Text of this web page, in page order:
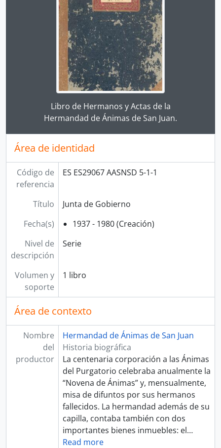
Clicking this description title link will open the
Libro de Hermanos y Actas de la
Hermandad de Ánimas de San Juan.
Área de identidad
Código de
referencia
ES ES29067 AASNSD 5-1-1
Título
Junta de Gobierno
Fecha(s)
1937 - 1980 (Creación)
Nivel de
descripción
Serie
Volumen y
soporte
1 libro
Área de contexto
Nombre
del
productor
Hermandad de Ánimas de San Juan
Historia biográfica
La centenaria corporación a las Ánimas
del Purgatorio celebraba anualmente la
“Novena de Ánimas” y, mensualmente,
misa de difuntos por sus hermanos
fallecidos. La hermandad además de su
capilla, contaba también con dos
importantes bienes inmuebles: el…
Read more